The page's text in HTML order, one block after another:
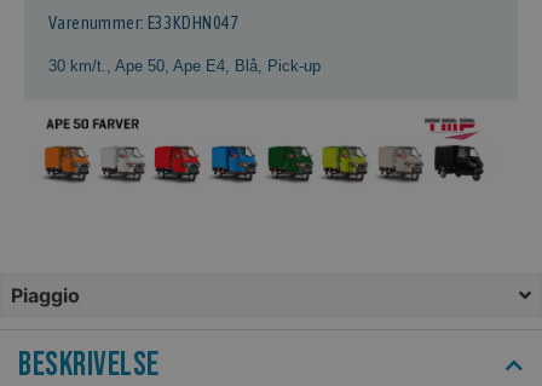
Varenummer: E33KDHN047
30 km/t. Ape 50 Ape E4 Blå Pick-up
Piaggio
Beskrivelse